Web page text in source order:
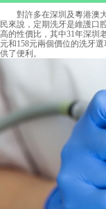
對許多在深圳及粵港澳大
民來說，定期洗牙是維護口
高的性價比，其中31年深圳
元和158元兩個價位的洗牙
供了便利。